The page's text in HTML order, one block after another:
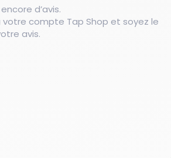
d’avis.
compte Tap Shop et soyez le
avis.